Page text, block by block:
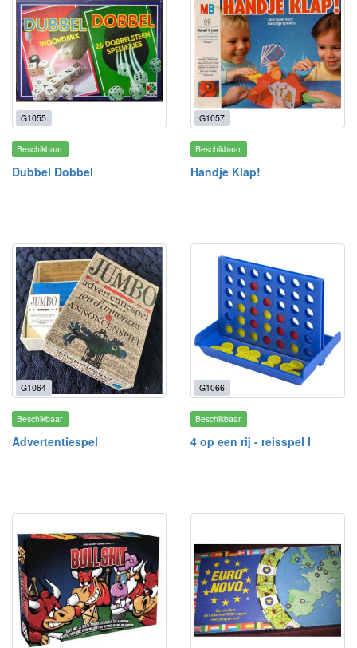
G1055
Beschikbaar
Dubbel Dobbel
G1057
Beschikbaar
Handje Klap!
G1064
Beschikbaar
Advertentiespel
G1066
Beschikbaar
4 op een rij - reisspel I